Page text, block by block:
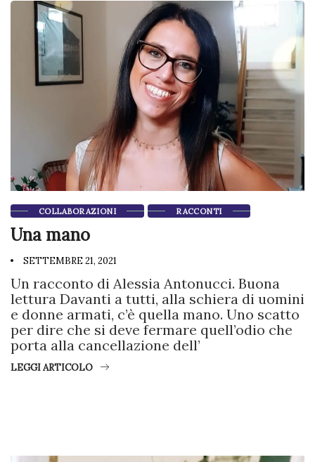
COLLABORAZIONI RACCONTI
Una mano
SETTEMBRE 21, 2021
Un racconto di Alessia Antonucci. Buona
lettura Davanti a tutti, alla schiera di uomini
e donne armati, c’è quella mano. Uno scatto
per dire che si deve fermare quell’odio che
porta alla cancellazione dell’
LEGGI ARTICOLO